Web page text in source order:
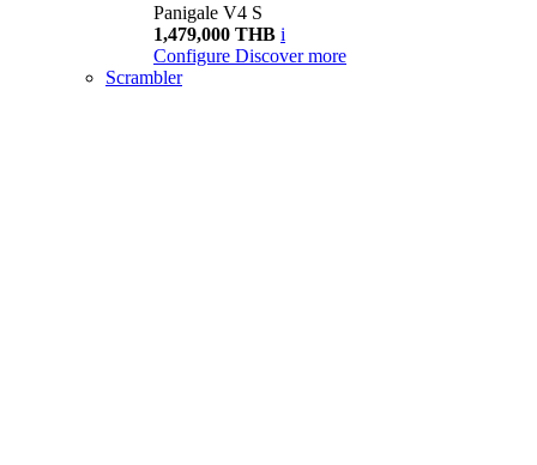
Panigale V4 S
1,479,000 THB i
Configure Discover more
Scrambler